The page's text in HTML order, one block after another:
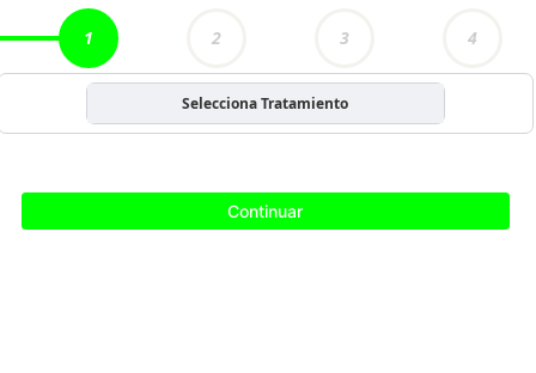
1 2 3 4
Selecciona Tratamiento
Continuar